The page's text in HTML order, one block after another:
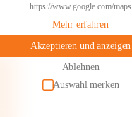
https://www.google.com/maps
Mehr erfahren
Akzeptieren und anzeigen
Ablehnen
Auswahl merken